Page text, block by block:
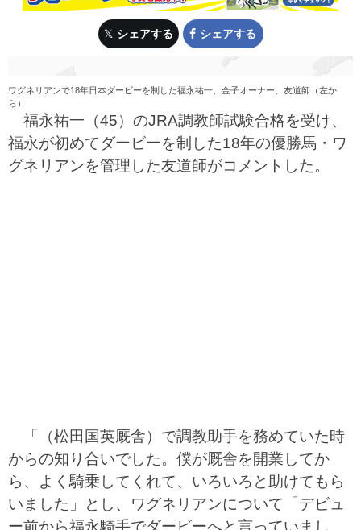
シェアする シェアする
ワグネリアンで18年日本ダービーを制した福永祐一、金子オーナー、友道師（左か
ら）
福永祐一（45）のJRA調教師試験合格を受け、
福永が初めてダービーを制した18年の優勝馬・ワ
グネリアンを管理した友道師がコメントした。
「（松田国英厩舎）で調教助手を務めていた時
からの知り合いでした。僕が厩舎を開業してか
ら、よく騎乗してくれて、いろいろと助けてもら
いました」とし、ワグネリアンについて「デビュ
ー前から福永騎手でダービーへと言っていまし